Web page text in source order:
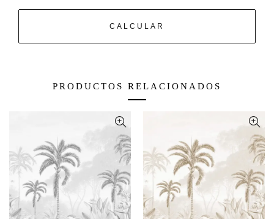
CALCULAR
PRODUCTOS RELACIONADOS